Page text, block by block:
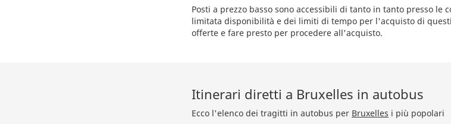
Posti a prezzo basso sono accessibili di tanto in tanto presso le
limitata disponibilità e dei limiti di tempo per l'acquisto di
offerte e fare presto per procedere all'acquisto.
Itinerari diretti a Bruxelles in autobus
Ecco l'elenco dei tragitti in autobus per Bruxelles i più popolari